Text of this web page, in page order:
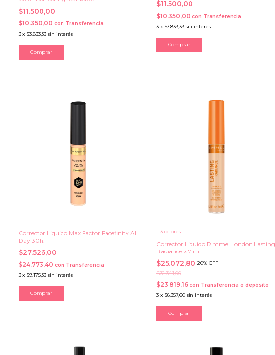
$11.500,00
$10.350,00con Transferencia
3 x $3.833,33 sin interés
$11.500,00
$10.350,00 con Transferencia
3 x $3.833,33 sin interés
Comprar
Corrector Liquido Max Factor Facefinity All
Day 30h.
$27.526,00
$24.773,40con Transferencia
3 x $9.175,33 sin interés
Comprar
3 colores
Corrector Liquido Rimmel London Lasting
Radiance x 7 ml.
$25.072,80 20% OFF
$31.341,00
$23.819,16 con Transferencia o depósito
3 x $8.357,60 sin interés
Comprar